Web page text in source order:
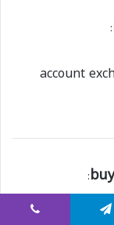
:
account
: